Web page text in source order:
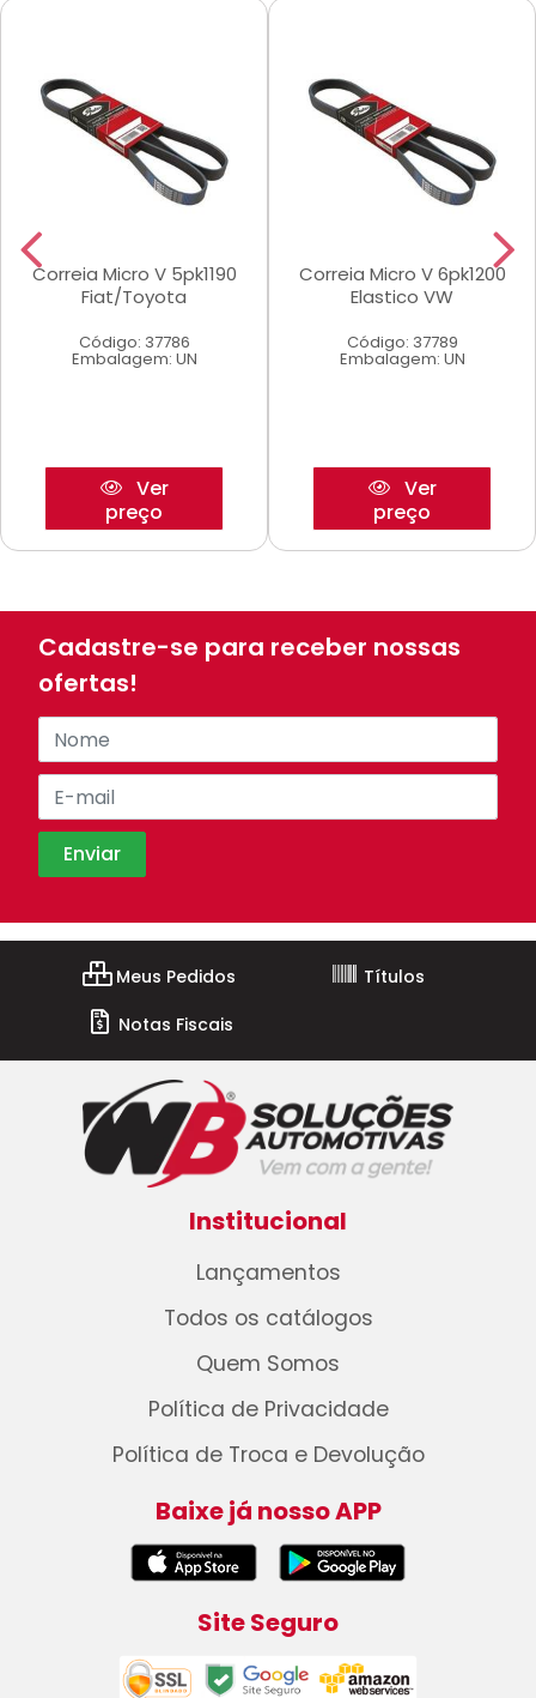
Correia Micro V 5pk1190
Fiat/Toyota
Código: 37786
Embalagem: UN
Ver
preço
Correia Micro V 6pk1200
Elastico VW
Código: 37789
Embalagem: UN
Ver
preço
Cadastre-se para receber nossas
ofertas!
Meus Pedidos
Títulos
Notas Fiscais
Institucional
Lançamentos
Todos os catálogos
Quem Somos
Política de Privacidade
Política de Troca e Devolução
Baixe já nosso APP
Site Seguro